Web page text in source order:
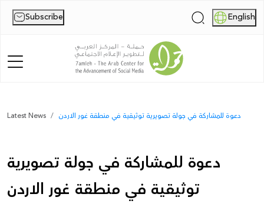
Subscribe | English
Home
News
Publications
Latest News دعوة للمشاركة في جولة تصويرية توثيقية في منطقة غور الاردن
دعوة للمشاركة في جولة تصويرية
توثيقية في منطقة غور الاردن